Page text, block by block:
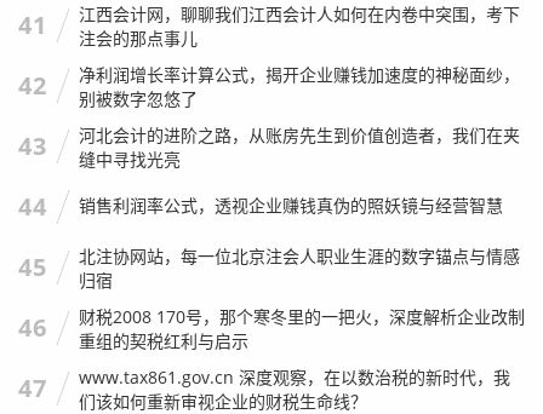
41
江西会计网，聊聊我们江西会计人如何在内卷中突围，考下
注会的那点事儿
42
净利润增长率计算公式，揭开企业赚钱加速度的神秘面纱，
别被数字忽悠了
43
河北会计的进阶之路，从账房先生到价值创造者，我们在夹
缝中寻找光亮
44 销售利润率公式，透视企业赚钱真伪的照妖镜与经营智慧
45
北注协网站，每一位北京注会人职业生涯的数字锚点与情感
归宿
46
财税2008 170号，那个寒冬里的一把火，深度解析企业改制
重组的契税红利与启示
47
www.tax861.gov.cn 深度观察，在以数治税的新时代，我
们该如何重新审视企业的财税生命线？